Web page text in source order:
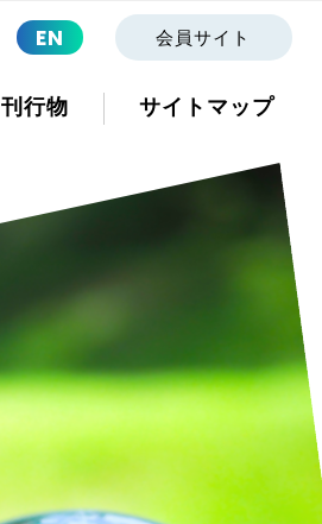
EN 会員サイト
刊行物 サイトマップ